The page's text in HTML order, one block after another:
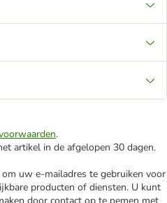
.
artikel in de afgelopen 30 dagen.
uw e-mailadres te gebruiken voor
producten of diensten. U kunt